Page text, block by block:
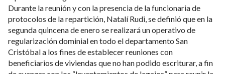
Durante la reunión y con la presencia de la funcionaria de
protocolos de la repartición, Natalí Rudi, se definió que en la
segunda quincena de enero se realizará un operativo de
regularización dominial en todo el departamento San
Cristóbal a los fines de establecer reuniones con
beneficiarios de viviendas que no han podido escriturar, a fin